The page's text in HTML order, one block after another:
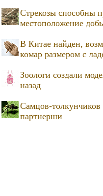
Стрекозы способны
местоположение
В Китае найден,
комар размером с
Зоологи создали
назад
Самцов-
партнерши